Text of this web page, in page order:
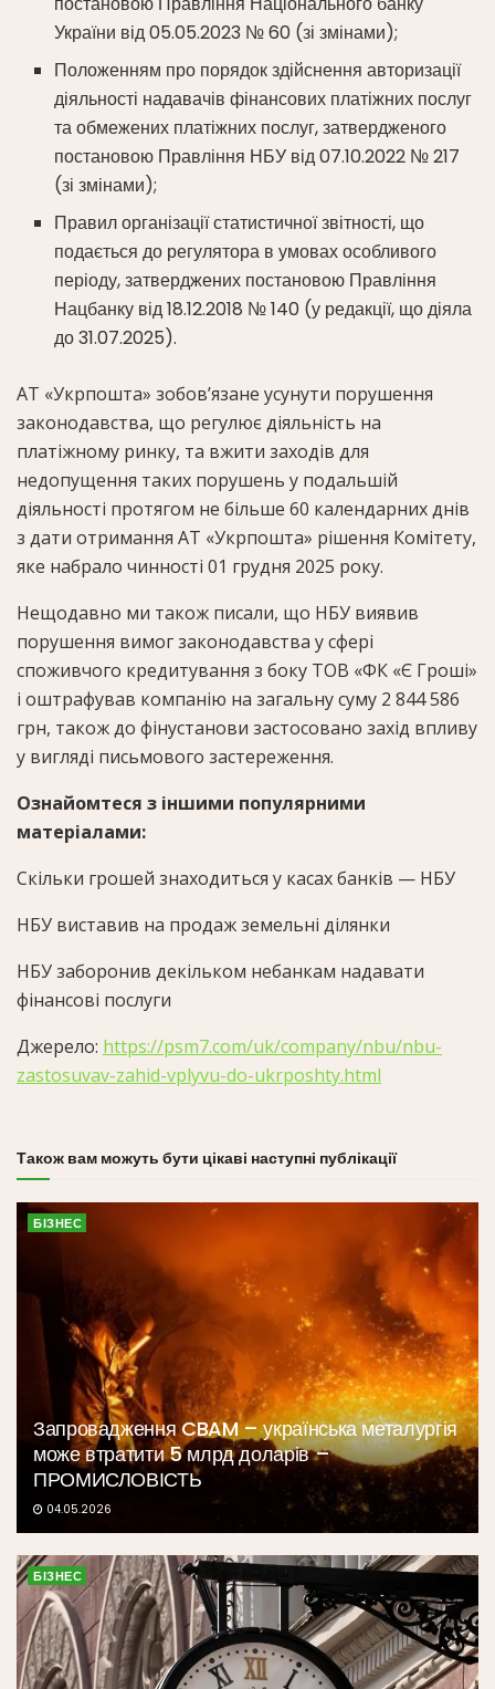
України від 05.05.2023 № 60 (зі змінами);
Положенням про порядок здійснення авторизації
діяльності надавачів фінансових платіжних послуг
та обмежених платіжних послуг, затвердженого
постановою Правління НБУ від 07.10.2022 № 217
(зі змінами);
Правил організації статистичної звітності, що
подається до регулятора в умовах особливого
періоду, затверджених постановою Правління
Нацбанку від 18.12.2018 № 140 (у редакції, що діяла
до 31.07.2025).
АТ «Укрпошта» зобов’язане усунути порушення
законодавства, що регулює діяльність на
платіжному ринку, та вжити заходів для
недопущення таких порушень у подальшій
діяльності протягом не більше 60 календарних днів
з дати отримання АТ «Укрпошта» рішення Комітету,
яке набрало чинності 01 грудня 2025 року.
Нещодавно ми також писали, що НБУ виявив
порушення вимог законодавства у сфері
споживчого кредитування з боку ТОВ «ФК «Є Гроші»
і оштрафував компанію на загальну суму 2 844 586
грн, також до фінустанови застосовано захід впливу
у вигляді письмового застереження.
Ознайомтеся з іншими популярними
матеріалами:
Скільки грошей знаходиться у касах банків — НБУ
НБУ виставив на продаж земельні ділянки
НБУ заборонив декільком небанкам надавати
фінансові послуги
Джерело: https://psm7.com/uk/company/nbu/nbu-
zastosuvav-zahid-vplyvu-do-ukrposhty.html
Також вам можуть бути цікаві наступні публікації
БІЗНЕС
Запровадження CBAM – українська металургія
може втратити 5 млрд доларів –
ПРОМИСЛОВІСТЬ
04.05.2026
БІЗНЕС